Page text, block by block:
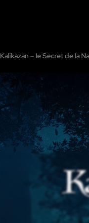
Kalikazan – le Secret de la